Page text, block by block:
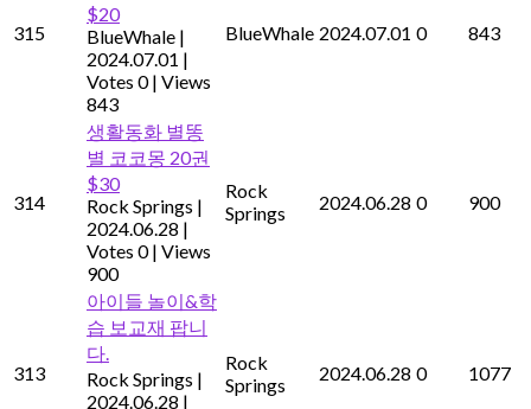
315
$20
BlueWhale |
2024.07.01 |
Votes 0 | Views
843
BlueWhale 2024.07.01 0 843
314
생활동화 별똥
별 코코몽 20권
$30
Rock Springs |
2024.06.28 |
Votes 0 | Views
900
Rock
Springs
2024.06.28 0 900
313
아이들 놀이&학
습 보교재 팝니
다.
Rock Springs |
2024.06.28 |
Rock
Springs
2024.06.28 0 1077